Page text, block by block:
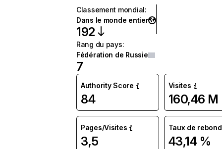
Classement mondial:
Dans le monde entier
192
Rang du pays:
Fédération de Russie
7
Authority Score
84
Visites
160,46 M
Pages/Visites
3,5
Taux de rebond
43,14 %